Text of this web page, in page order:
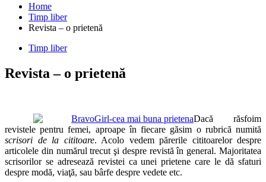
Home
Timp liber
Revista – o prietenă
Timp liber
Revista – o prietenă
Dacă răsfoim
revistele pentru femei, aproape în fiecare găsim o rubrică numită
scrisori de la cititoare. Acolo vedem părerile cititoarelor despre
articolele din numărul trecut şi despre revistă în general. Majoritatea
scrisorilor se adresează revistei ca unei prietene care le dă sfaturi
despre modă, viaţă, sau bârfe despre vedete etc.